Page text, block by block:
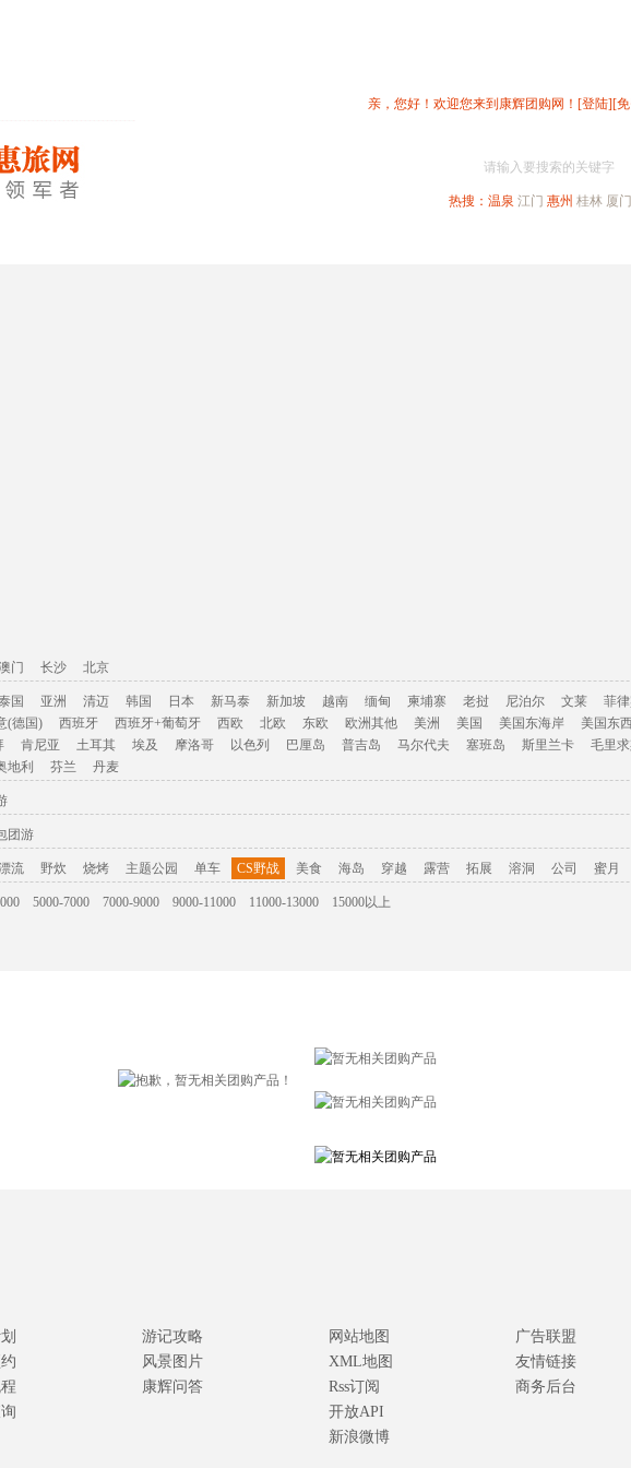
亲，您好！欢迎您来到康辉团购网！ [登陆][
请输入要搜索的关键字
热搜： 温泉 江门 惠州 桂林 厦门
门 长沙 北京
国 亚洲 清迈 韩国 日本 新马泰 新加坡 越南 缅甸 柬埔寨 老挝 尼泊尔 文莱 菲
(德国) 西班牙 西班牙+葡萄牙 西欧 北欧 东欧 欧洲其他 美洲 美国 美国东海岸 美国东
肯尼亚 土耳其 埃及 摩洛哥 以色列 巴厘岛 普吉岛 马尔代夫 塞班岛 斯里兰卡 毛里
地利 芬兰 丹麦
团游
流 野炊 烧烤 主题公园 单车 CS野战 美食 海岛 穿越 露营 拓展 溶洞 公司 蜜月
5000-7000 7000-9000 9000-11000 11000-13000
15000以上
游记攻略
风景图片
康辉问答
网站地图
XML地图
Rss订阅
开放API
新浪微博
广告联盟
友情链接
商务后台